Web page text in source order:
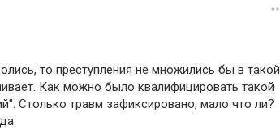
то преступления не множились бы в такой
Как можно было квалифицировать такой
Столько травм зафиксировано, мало что ли?